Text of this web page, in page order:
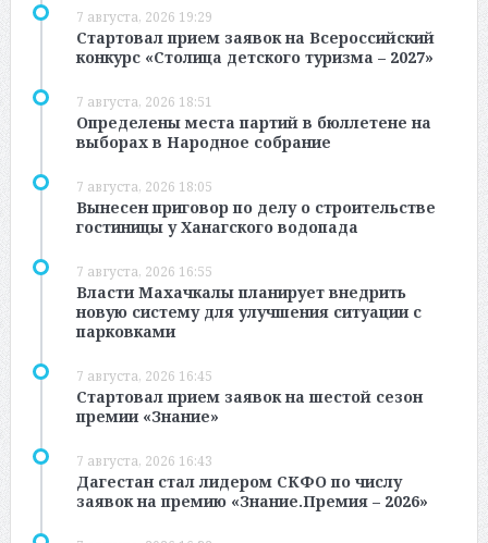
7 августа, 2026 19:29
Стартовал прием заявок на Всероссийский
конкурс «Столица детского туризма – 2027»
7 августа, 2026 18:51
Определены места партий в бюллетене на
выборах в Народное собрание
7 августа, 2026 18:05
Вынесен приговор по делу о строительстве
гостиницы у Ханагского водопада
7 августа, 2026 16:55
Власти Махачкалы планирует внедрить
новую систему для улучшения ситуации с
парковками
7 августа, 2026 16:45
Стартовал прием заявок на шестой сезон
премии «Знание»
7 августа, 2026 16:43
Дагестан стал лидером СКФО по числу
заявок на премию «Знание.Премия – 2026»